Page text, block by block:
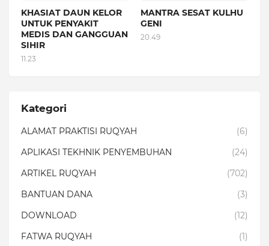
KHASIAT DAUN KELOR
UNTUK PENYAKIT
MEDIS DAN GANGGUAN
SIHIR
11.23
MANTRA SESAT KULHU
GENI
20.49
Kategori
ALAMAT PRAKTISI RUQYAH
(6)
APLIKASI TEKHNIK PENYEMBUHAN
(24)
ARTIKEL RUQYAH
(702)
BANTUAN DANA
(3)
DOWNLOAD
(12)
FATWA RUQYAH
(1)